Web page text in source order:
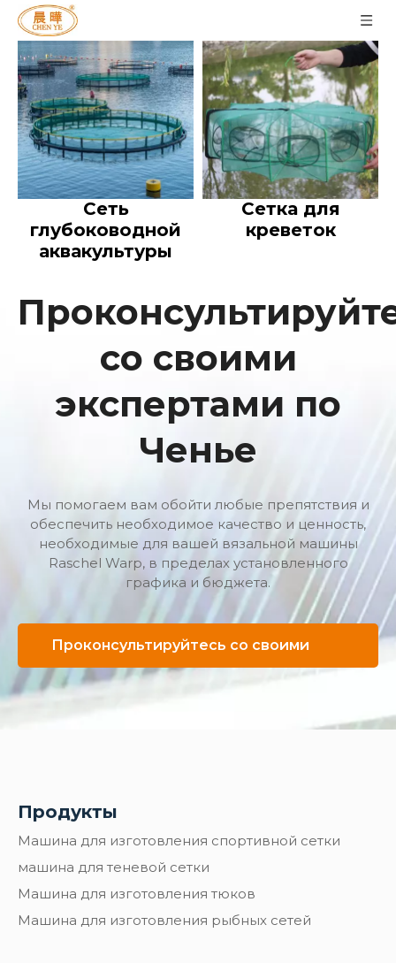
Сеть
глубоководной
аквакультуры
Сетка для
креветок
со своими
экспертами по
Ченье
Мы помогаем вам обойти любые препятствия и
обеспечить необходимое качество и ценность,
необходимые для вашей вязальной машины
Raschel Warp, в пределах установленного
графика и бюджета.
Проконсультируйтесь со своими
экспертами по Ченье
Продукты
Машина для изготовления спортивной сетки
машина для теневой сетки
Машина для изготовления тюков
Машина для изготовления рыбных сетей